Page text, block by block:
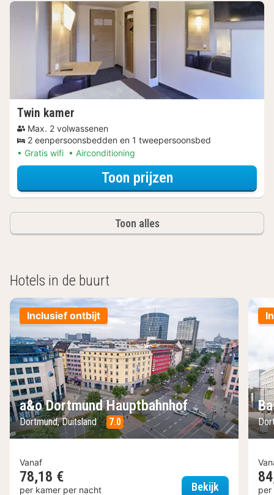
Twin kamer
Max. 2 volwassenen
2 eenpersoonsbedden en 1 tweepersoonsbed
Gratis wifi
Airconditioning
Toon prijzenvoor Wellness
Toon alles
Hotels in de buurt
Inclusief ontbijt
a&o Dortmund Hauptbahnhof
Dortmund, Duitsland 7.0
Vanaf
78,18 €
per kamer per nacht Bekijk a&o per